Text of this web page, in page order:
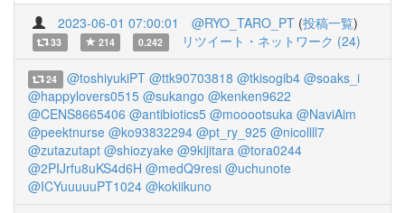
2023-06-01 07:00:01 @RYO_TARO_PT (投稿一覧)
33 214 0.242 リツイート・ネットワーク (24)
24 @toshiyukiPT @ttk90703818 @tkisogib4 @soaks_i
@happylovers0515 @sukango @kenken9622
@CENS8665406 @antibiotics5 @mooootsuka @NaviAim
@peektnurse @ko93832294 @pt_ry_925 @nicollll7
@zutazutapt @shiozyake @9kijitara @tora0244
@2PIJrfu8uKS4d6H @medQ9resi @uchunote
@ICYuuuuuPT1024 @kokiikuno